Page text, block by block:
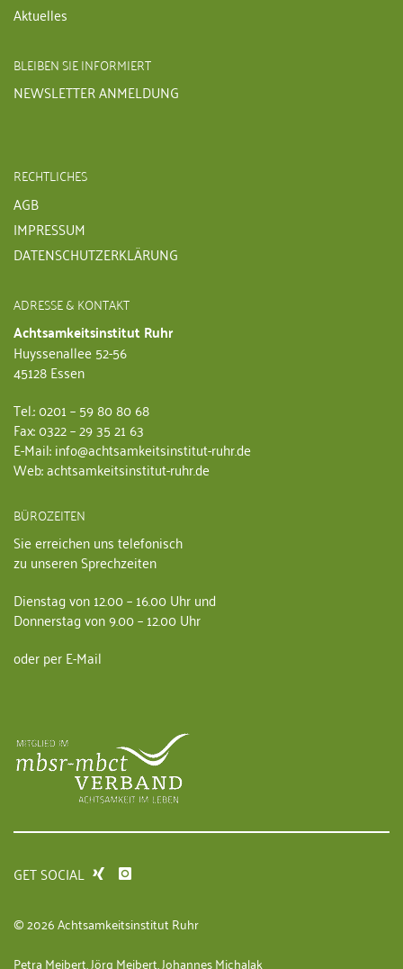
Aktuelles
BLEIBEN SIE INFORMIERT
NEWSLETTER ANMELDUNG
RECHTLICHES
AGB
IMPRESSUM
DATENSCHUTZERKLÄRUNG
ADRESSE & KONTAKT
Achtsamkeitsinstitut Ruhr
Huyssenallee 52-56
45128 Essen
Tel.: 0201 – 59 80 80 68
Fax: 0322 – 29 35 21 63
E-Mail: info@achtsamkeitsinstitut-ruhr.de
Web: achtsamkeitsinstitut-ruhr.de
BÜROZEITEN
Sie erreichen uns telefonisch
zu unseren Sprechzeiten
Dienstag von 12.00 – 16.00 Uhr und
Donnerstag von 9.00 – 12.00 Uhr
oder per E-Mail
GET SOCIAL
© 2026 Achtsamkeitsinstitut Ruhr
Petra Meibert, Jörg Meibert, Johannes Michalak